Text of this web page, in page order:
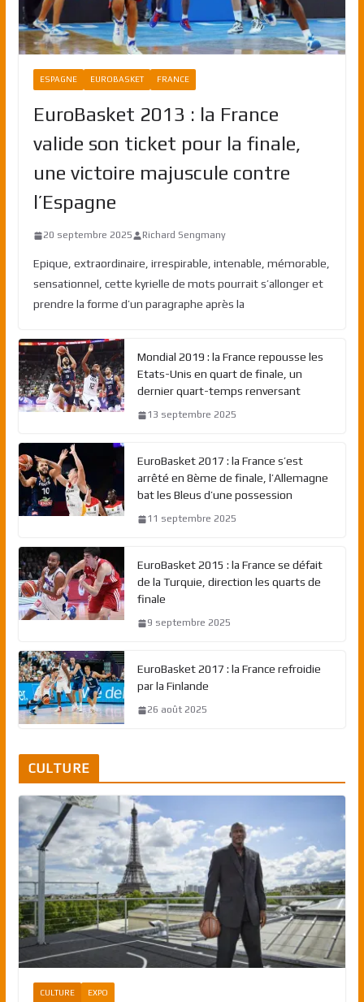
ESPAGNE EUROBASKET FRANCE
EuroBasket 2013 : la France
valide son ticket pour la finale,
une victoire majuscule contre
l’Espagne
20 septembre 2025 Richard Sengmany
Epique, extraordinaire, irrespirable, intenable, mémorable,
sensationnel, cette kyrielle de mots pourrait s’allonger et
prendre la forme d’un paragraphe après la
Mondial 2019 : la France repousse les
Etats-Unis en quart de finale, un
dernier quart-temps renversant
13 septembre 2025
EuroBasket 2017 : la France s’est
arrêté en 8ème de finale, l’Allemagne
bat les Bleus d’une possession
11 septembre 2025
EuroBasket 2015 : la France se défait
de la Turquie, direction les quarts de
finale
9 septembre 2025
EuroBasket 2017 : la France refroidie
par la Finlande
26 août 2025
CULTURE
CULTURE EXPO